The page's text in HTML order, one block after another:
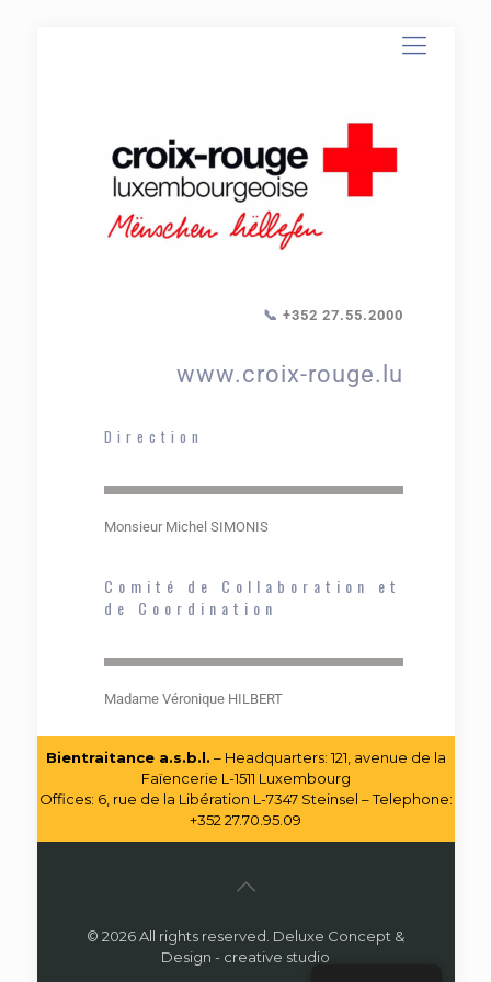
📞+352 27.55.2000
www.croix-rouge.lu
Direction
Monsieur Michel SIMONIS
Comité de Collaboration et
de Coordination
Madame Véronique HILBERT
Bientraitance a.s.b.l. – Headquarters: 121, avenue de la
Faïencerie L-1511 Luxembourg
Offices: 6, rue de la Libération L-7347 Steinsel – Telephone:
+352 27.70.95.09
© 2026 All rights reserved. Deluxe Concept &
Design - creative studio